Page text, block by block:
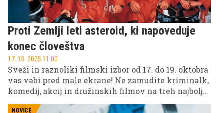
Proti Zemlji leti asteroid, ki napoveduje
konec človeštva
17. 10. 2025 11.00
Sveži in raznoliki filmski izbor od 17. do 19. oktobra
vas vabi pred male ekrane! Ne zamudite kriminalk,
komedij, akcij in družinskih filmov na treh najbolj
NOVICE